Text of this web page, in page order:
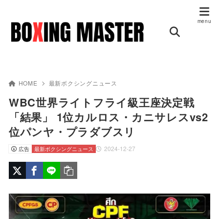
HOME 最新ボクシングニュース
WBC世界ライトフライ級王座決定戦
「結果」 1位カルロス・カニサレスvs2
位パンヤ・プラダブスリ
広告 2024-12-27
最新ボクシングニュース